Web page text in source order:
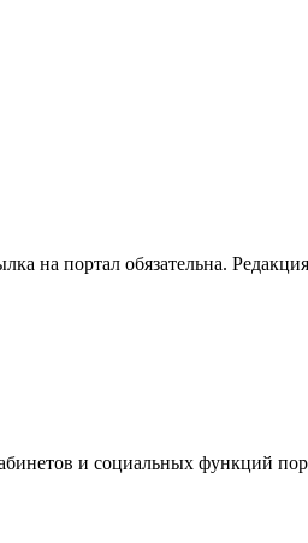
обязательна. Редакция
и социальных функций